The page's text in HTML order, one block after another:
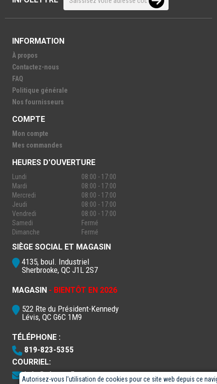
Autorisez-vous l'utilisation de cookies pour ce site web depuis ce
INFORMATION
À propos
Contactez-nous
FAQ
Politique générale
Nos fournisseurs
COMPTE
Mon compte
Mes commandes
HEURES D'OUVERTURE
Lundi
08:00 - 17:00
Mardi
08:00 - 17:00
Mercredi
08:00 - 17:00
Jeudi
08:00 - 17:00
Vendredi
08:00 - 17:00
Samedi
Fermé
Dimanche
Fermé
SIÈGE SOCIAL ET MAGASIN
4135, boul. Industriel
Sherbrooke, QC J1L 2S7
MAGASIN - BIENTÔT EN 2026
522 Rte du Président-Kennedy
Lévis, QC G6C 1M9
TÉLÉPHONE :
819-823-5355
COURRIEL:
info@electro5.com